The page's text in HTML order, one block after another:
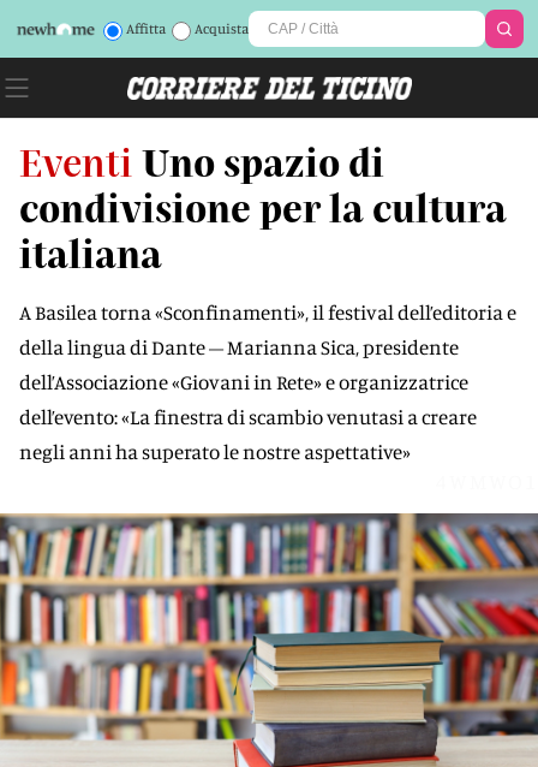
Affitta Acquista
Eventi Uno spazio di
condivisione per la cultura
italiana
A Basilea torna «Sconfinamenti», il festival dell’editoria e
della lingua di Dante – Marianna Sica, presidente
dell’Associazione «Giovani in Rete» e organizzatrice
dell’evento: «La finestra di scambio venutasi a creare
negli anni ha superato le nostre aspettative»